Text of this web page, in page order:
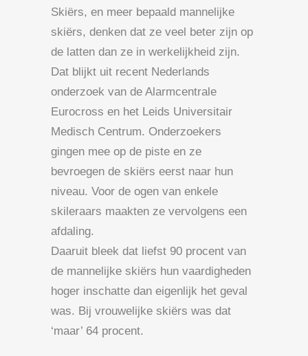
Skiërs, en meer bepaald mannelijke
skiërs, denken dat ze veel beter zijn op
de latten dan ze in werkelijkheid zijn.
Dat blijkt uit recent Nederlands
onderzoek van de Alarmcentrale
Eurocross en het Leids Universitair
Medisch Centrum. Onderzoekers
gingen mee op de piste en ze
bevroegen de skiërs eerst naar hun
niveau. Voor de ogen van enkele
skileraars maakten ze vervolgens een
afdaling.
Daaruit bleek dat liefst 90 procent van
de mannelijke skiërs hun vaardigheden
hoger inschatte dan eigenlijk het geval
was. Bij vrouwelijke skiërs was dat
‘maar’ 64 procent.